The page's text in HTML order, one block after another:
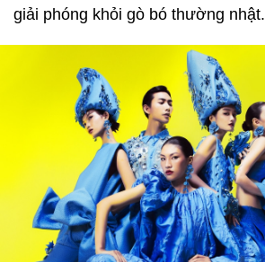
giải phóng khỏi gò bó thường nhật.